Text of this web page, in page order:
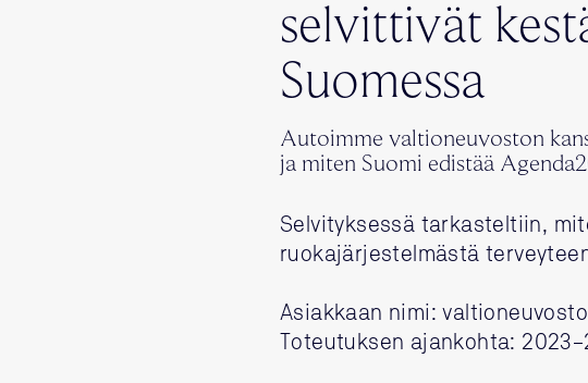
selvittivät
Suomessa
Autoimme valtioneuvoston
ja miten Suomi edistää
Selvityksessä tarkasteltiin,
ruokajärjestelmästä
Asiakkaan nimi:
Toteutuksen ajankohta: